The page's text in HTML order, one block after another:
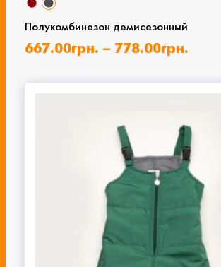
Полукомбинезон демисезонный
667.00грн. – 778.00грн.